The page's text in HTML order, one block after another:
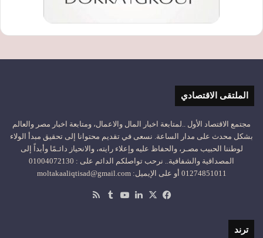
الملتقى الاقتصادي
مجتمع الاقتصاد الأول ..لمتابعة اخبار المال والاعمال، ومتابعة اخبار مصر والعالم
بشكل محدث على مدار الساعة. نسعى في تقديم محتوانا إلى تحقيق مبدأ الولاء
لوطننا الحبيب مصـر، والحفاظ عليه وإعلاء رايته، والانحياز دائـمًا وأبداً إلى
المصداقية والشفافية.. نرحب تواصلكم الدائم على : 01004072130
01274851011 أو على الإيميل: moltakaaliqtisad@gmail.com
فيسبوك
‫X لينكدإن‫YouTube
ترند